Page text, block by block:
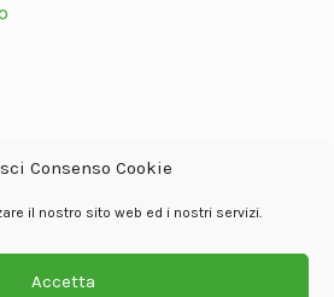
Consenso Cookie
il nostro sito web ed i nostri servizi.
Accetta